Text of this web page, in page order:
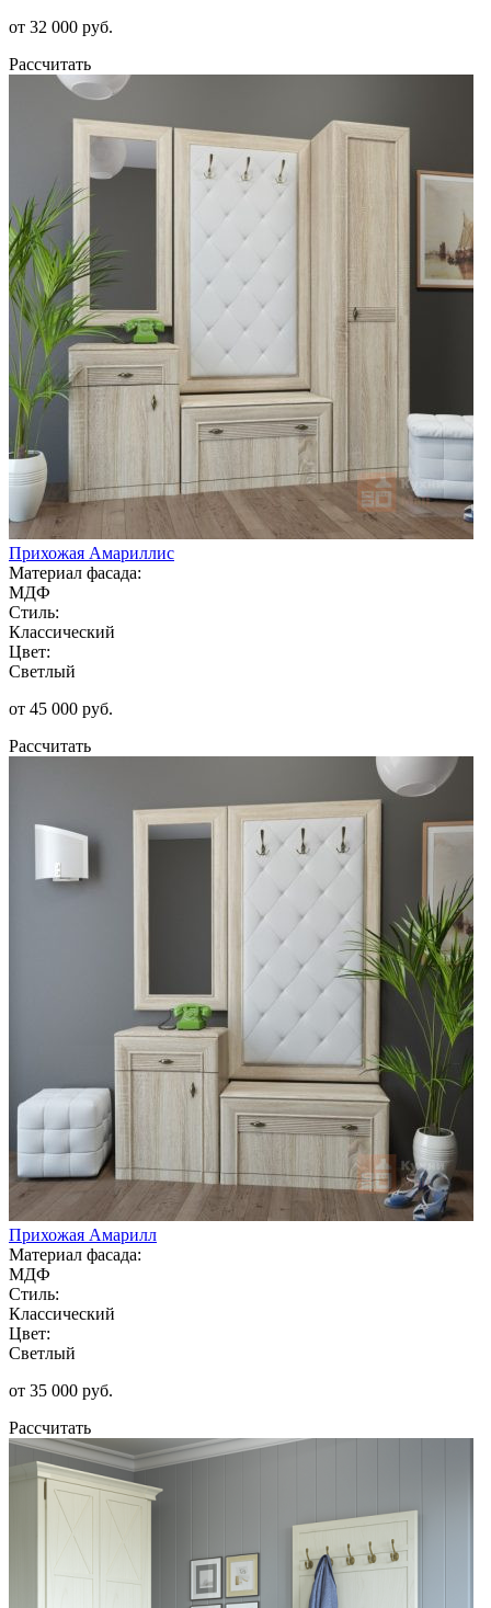
от 32 000 руб.
Рассчитать
Прихожая Амариллис
Материал фасада:
МДФ
Стиль:
Классический
Цвет:
Светлый
от 45 000 руб.
Рассчитать
Прихожая Амарилл
Материал фасада:
МДФ
Стиль:
Классический
Цвет:
Светлый
от 35 000 руб.
Рассчитать